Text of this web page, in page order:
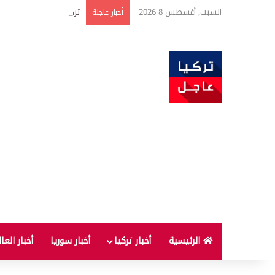
السبت, أغسطس 8 2026 أخبار عاجلة تركيا توسع استثمارات الطاقة في 3 قارات
الرئيسية أخبار تركيا أخبار سوريا أخبار